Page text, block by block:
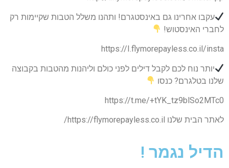
עקבו אחרינו גם באינסטגרם! ותהנו משלל הטבות שקיימות רק
לחברי האינסטוש!
https://I.flymorepayless.co.il/insta
יותר נוח לכם לקבל דילים לפני כולם וליהנות מהטבות בקבוצה
שלנו בטלגרם? כנסו
https://t.me/+tYK_tz9blSo2MTc0
לאתר הבית שלנו https://flymorepayless.co.il/
הדיל נגמר !